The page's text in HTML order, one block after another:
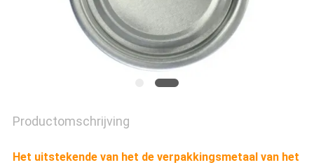
Productomschrijving
Het uitstekende van het de verpakkingsmetaal van het